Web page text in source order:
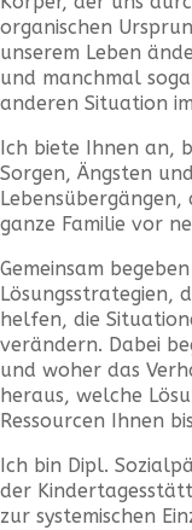
organischen
unserem Leben
und manchmal
anderen Situation
Ich biete Ihnen an,
Sorgen, Ängsten
Lebensübergängen,
ganze Familie vor
Gemeinsam
Lösungsstrategien,
helfen, die
verändern. Dabei
und woher das
heraus, welche
Ressourcen Ihnen
Ich bin Dipl.
der
zur systemischen